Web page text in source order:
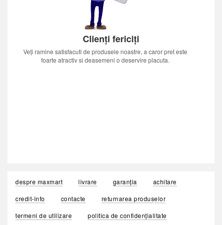
Clienți fericiți
Veți ramine satisfacuti de produsele noastre, a caror pret este
foarte atractiv si deasemeni o deservire placuta.
despre maxmart livrare garanția
achitare
credit-info
contacte
returnarea produselor
termeni de utilizare
politica de confidențialitate